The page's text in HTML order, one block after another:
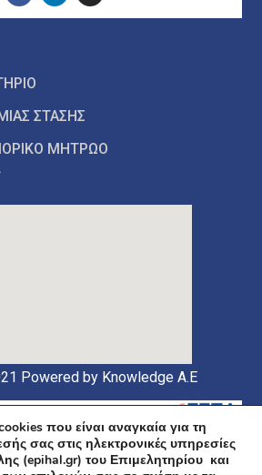
ΣΤΑΣΗΣ
ΜΗΤΡΩΟ
Powered by Knowledge A.E
που είναι αναγκαία για τη
σας στις ηλεκτρονικές υπηρεσίες
(epihal.gr) του Επιμελητηρίου και